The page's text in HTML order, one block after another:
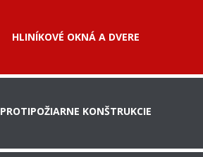
HLINÍKOVÉ OKNÁ A DVERE
PROTIPOŽIARNE KONŠTRUKCIE